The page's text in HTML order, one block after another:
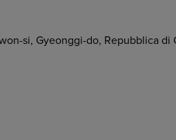
si, Gyeonggi-do, Repubblica di